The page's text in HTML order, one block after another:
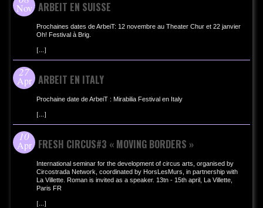
Nov ARBEIT EN SUISSE
Prochaines dates de ArbeiT: 12 novembre au Theater Chur et 22 janvier
Oh! Festival à Brig.
[...]
27
Apr ARBEIT EN ITALY
Prochaine date de ArbeiT : Mirabilia Festival en Italy
[...]
10
Apr FRESH CIRCUS#3 « MOVING BORDERS »
International seminar for the development of circus arts, organised by
Circostrada Network, coordinated by HorsLesMurs, in partnership with
La Villette. Roman is invited as a speaker. 13tn - 15th april, La Villette,
Paris FR
[...]